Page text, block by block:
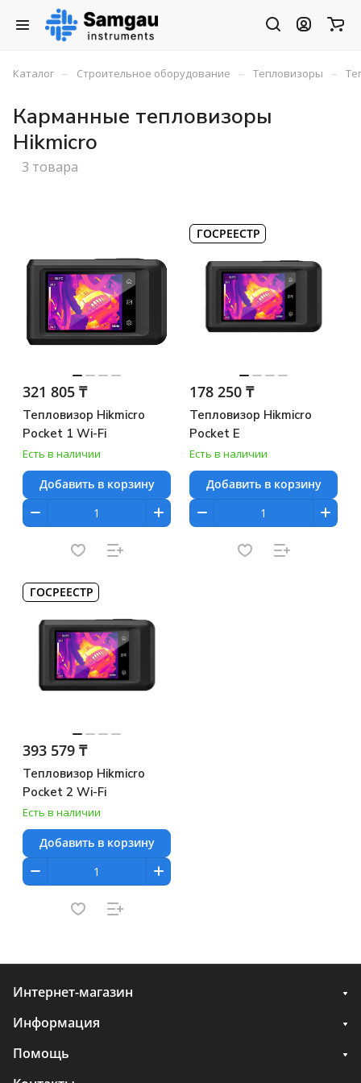
Каталог – Строительное оборудование – Тепловизоры –
Карманные тепловизоры
Hikmicro
3 товара
321 805 ₸
Тепловизор Hikmicro
Pocket 1 Wi-Fi
Есть в наличии
Добавить в корзину
ГОСРЕЕСТР
178 250 ₸
Тепловизор Hikmicro
Pocket E
Есть в наличии
Добавить в корзину
ГОСРЕЕСТР
393 579 ₸
Тепловизор Hikmicro
Pocket 2 Wi-Fi
Есть в наличии
Добавить в корзину
Интернет-магазин
Информация
Помощь